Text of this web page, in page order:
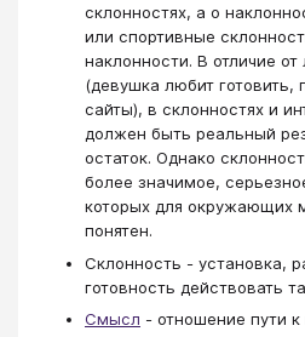
склонностях, а о
или спортивные
наклонности. В отличие
(девушка любит готовить,
сайты), в склонностях и
должен быть реальный
остаток. Однако
более значимое,
которых для окружающих
понятен.
Склонность - установка,
готовность действовать
Смысл - отношение пути